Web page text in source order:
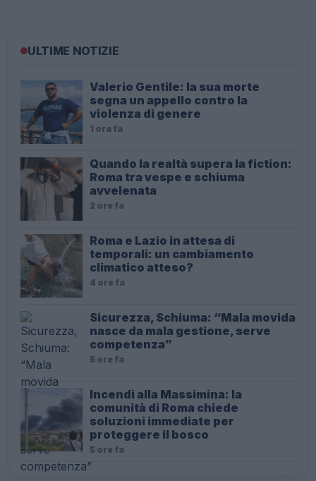
ULTIME NOTIZIE
Valerio Gentile: la sua morte
segna un appello contro la
violenza di genere
1 ora fa
Quando la realtà supera la fiction:
Roma tra vespe e schiuma
avvelenata
2 ore fa
Roma e Lazio in attesa di
temporali: un cambiamento
climatico atteso?
4 ore fa
Sicurezza, Schiuma: “Mala movida
nasce da mala gestione, serve
competenza”
5 ore fa
Incendi alla Massimina: la
comunità di Roma chiede
soluzioni immediate per
proteggere il bosco
5 ore fa